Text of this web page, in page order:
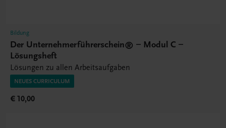
Bildung
Der Unternehmerführerschein® – Modul C –
Lösungsheft
Lösungen zu allen Arbeitsaufgaben
NEUES CURRICULUM
€ 10,00